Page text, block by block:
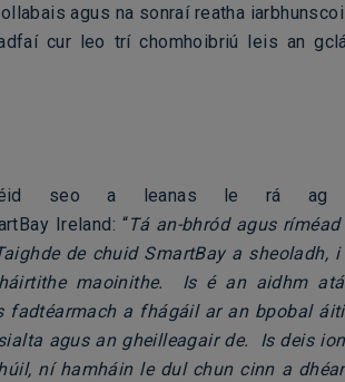
agus na sonraí reatha
cur leo trí chomhoibriú leis an
seo a leanas le rá ag
Ireland: “Tá an-bhród agus
de chuid SmartBay a sheoladh,
maoinithe. Is é an aidhm
fadtéarmach a fhágáil ar an bpobal
agus an gheilleagair de. Is deis
ní hamháin le dul chun cinn a